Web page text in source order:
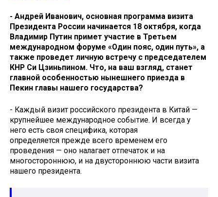
- Андрей Иванович, основная программа визита
Президента России начинается 18 октября, когда
Владимир Путин примет участие в Третьем
международном форуме «Один пояс, один путь», а
также проведет личную встречу с председателем
КНР Си Цзиньпином. Что, на ваш взгляд, станет
главной особенностью нынешнего приезда в
Пекин главы нашего государства?
- Каждый визит российского президента в Китай —
крупнейшее международное событие. И всегда у
него есть своя специфика, которая
определяется прежде всего временем его
проведения — оно налагает отпечаток и на
многостороннюю, и на двустороннюю части визита
нашего президента.